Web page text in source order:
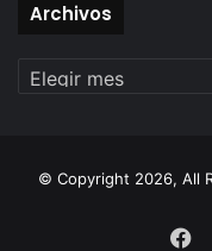
Archivos
© Copyright 2026, All